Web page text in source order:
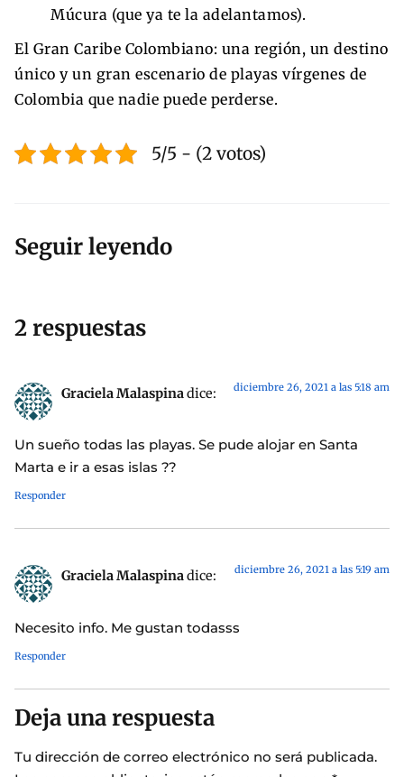
Múcura (que ya te la adelantamos).
El Gran Caribe Colombiano: una región, un destino
único y un gran escenario de playas vírgenes de
Colombia que nadie puede perderse.
5/5 - (2 votos)
Seguir leyendo
2 respuestas
Graciela Malaspinadice: diciembre 26, 2021 a las 5:18 am
Un sueño todas las playas. Se pude alojar en Santa
Marta e ir a esas islas ??
Responder
Graciela Malaspinadice: diciembre 26, 2021 a las 5:19 am
Necesito info. Me gustan todasss
Responder
Deja una respuesta
Tu dirección de correo electrónico no será publicada.